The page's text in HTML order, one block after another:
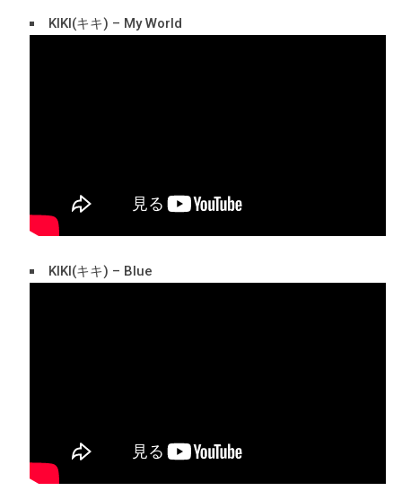
KIKI(キキ) – My World
KIKI(キキ) – Blue